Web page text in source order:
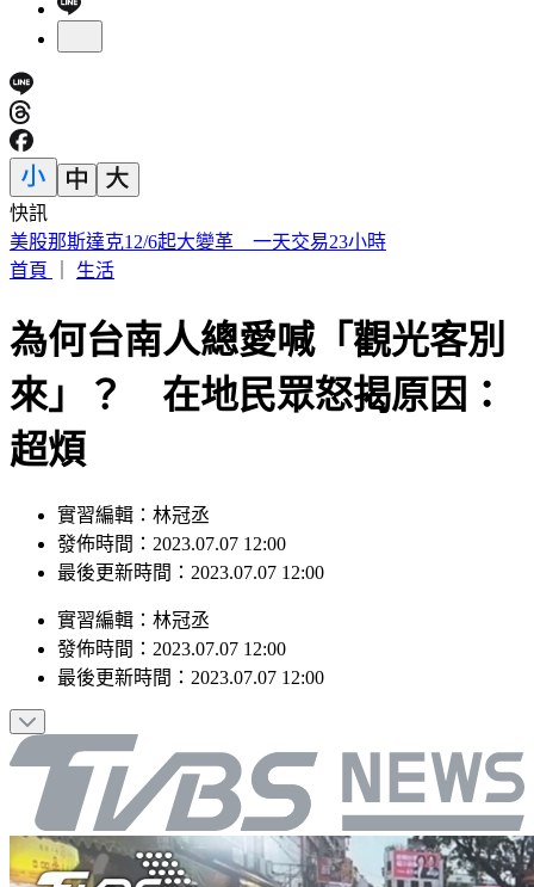
快訊
幼兒園工地不慎活埋雇主 新竹挖土機司機賠247萬獲緩刑
首頁
生活
為何台南人總愛喊「觀光客別
來」？ 在地民眾怒揭原因：
超煩
實習編輯：林冠丞
發佈時間：2023.07.07 12:00
最後更新時間：2023.07.07 12:00
實習編輯 ： 林冠丞
發佈時間： 2023.07.07 12:00
最後更新時間： 2023.07.07 12:00